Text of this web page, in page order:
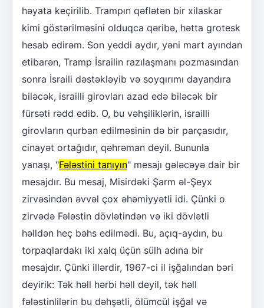
həyata keçirilib. Trampın qəflətən bir xilaskar
kimi göstərilməsini olduqca qəribə, hətta grotesk
hesab edirəm. Son yeddi aydır, yəni mart ayından
etibarən, Tramp İsrailin razılaşmanı pozmasından
sonra İsraili dəstəkləyib və soyqırımı dayandıra
biləcək, israilli girovları azad edə biləcək bir
fürsəti rədd edib. O, bu vəhşiliklərin, israilli
girovların qurban edilməsinin də bir parçasıdır,
cinayət ortağıdır, qəhrəman deyil. Bununla
yanaşı, "Fələstini tanıyın" mesajı gələcəyə dair bir
mesajdır. Bu mesaj, Misirdəki Şarm əl-Şeyx
zirvəsindən əvvəl çox əhəmiyyətli idi. Çünki o
zirvədə Fələstin dövlətindən və iki dövlətli
həlldən heç bəhs edilmədi. Bu, açıq-aydın, bu
torpaqlardakı iki xalq üçün sülh adına bir
mesajdır. Çünki illərdir, 1967-ci il işğalından bəri
deyirik: Tək həll hərbi həll deyil, tək həll
fələstinlilərin bu dəhşətli, ölümcül işğal və